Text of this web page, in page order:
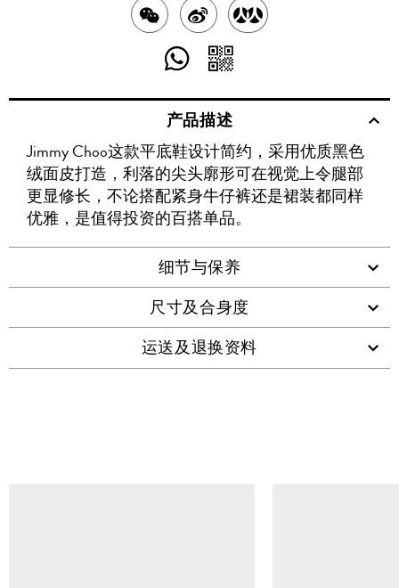
分
享
WECHAT
分
享
WEIBO
分
分
享
至
WHATSAPP
享
维
码
产品描述
Jimmy Choo这款平底鞋设计简约，采用优质黑色
绒面皮打造，利落的尖头廓形可在视觉上令腿部
更显修长，不论搭配紧身牛仔裤还是裙装都同样
优雅，是值得投资的百搭单品。
细节与保养
尺寸及合身度
运送及退换资料